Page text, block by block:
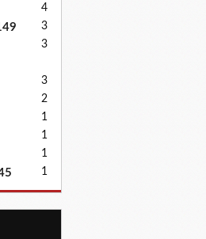
4
3
3
3
2
1
1
1
1